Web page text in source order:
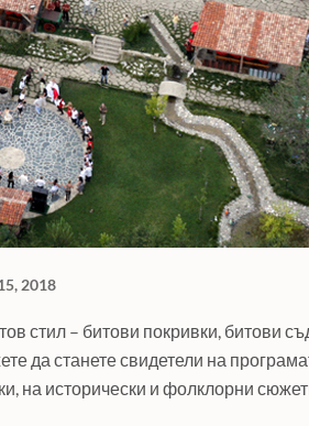
2018
стил – битови покривки, битови
да станете свидетели на
на исторически и фолклорни